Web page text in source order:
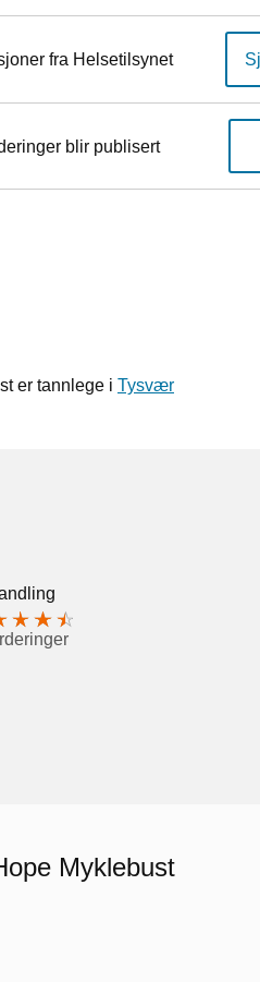
fra Helsetilsynet
blir publisert
er tannlege i Tysvær
Myklebust